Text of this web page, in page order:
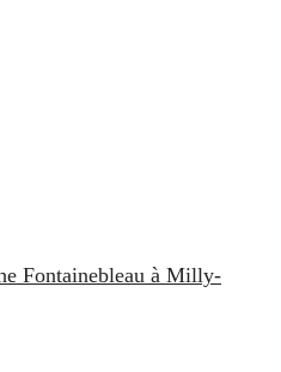
Fontainebleau à Milly-